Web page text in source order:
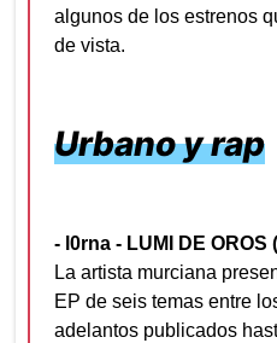
algunos de los estrenos
de vista.
Urbano y rap
- l0rna - LUMI DE OROS
La artista murciana
EP de seis temas entre
adelantos publicados